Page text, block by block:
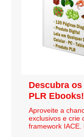
Descubra
PLR Ebooks!
Aproveite a
exclusivos e crie
framework IACE.